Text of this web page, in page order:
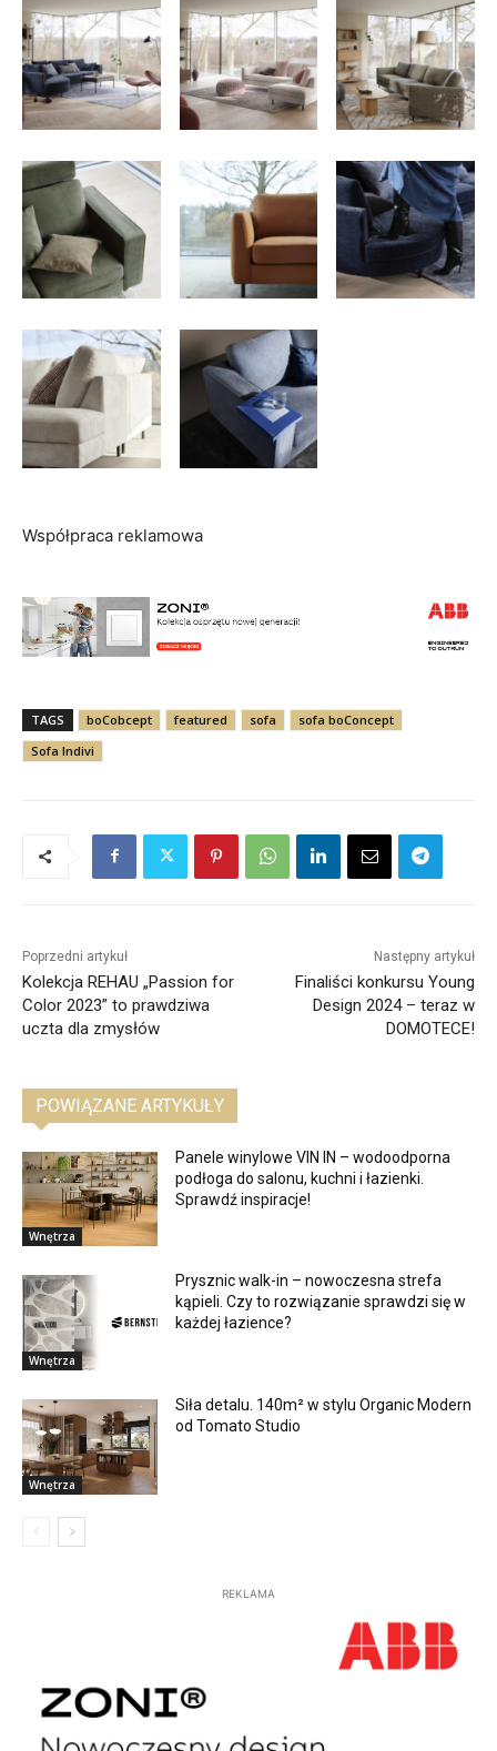
Współpraca reklamowa
TAGS boCobcept featured sofa
sofa boConcept
Sofa Indivi
Poprzedni artykuł
Kolekcja REHAU „Passion for
Color 2023” to prawdziwa
uczta dla zmysłów
Następny artykuł
Finaliści konkursu Young
Design 2024 – teraz w
DOMOTECE!
POWIĄZANE ARTYKUŁY
Wnętrza
Panele winylowe VIN IN – wodoodporna
podłoga do salonu, kuchni i łazienki.
Sprawdź inspiracje!
Wnętrza
Prysznic walk-in – nowoczesna strefa
kąpieli. Czy to rozwiązanie sprawdzi się w
każdej łazience?
Wnętrza
Siła detalu. 140m² w stylu Organic Modern
od Tomato Studio
REKLAMA